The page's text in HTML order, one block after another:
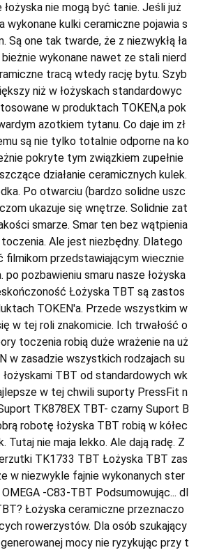
nie mogą być tanie. Jeśli już
wykonane kulki ceramiczne pojawia s
Są one tak twarde, że z niezwykłą ła
wykonane nawet ze stali nierd
tracą wtedy rację bytu. Szyb
niż w łożyskach standardowyc
w produktach TOKEN,a pok
azotkiem tytanu. Co daje im zł
są nie tylko totalnie odporne na ko
pokryte tym związkiem zupełnie
działanie ceramicznych kulek.
Po otwarciu (bardzo solidne uszc
ukazuje się wnętrze. Solidnie zat
smarze. Smar ten bez wątpienia
Ale jest niezbędny. Dlatego
filmikom przedstawiającym wiecznie
po pozbawieniu smaru nasze łożyska
Łożyska TBT są zastos
TOKEN'a. Przede wszystkim w
w tej roli znakomicie. Ich trwałość o
toczenia robią duże wrażenie na uż
w zasadzie wszystkich rodzajach su
TBT od standardowych wk
w tej chwili suporty PressFit n
TK878EX TBT- czarny Suport B
robotę łożyska TBT robią w kółec
Tutaj nie maja lekko. Ale dają radę. Z
TK1733 TBT Łożyska TBT zas
w niezwykle fajnie wykonanych ster
-C83-TBT Podsumowując... dl
Łożyska ceramiczne przeznaczo
rowerzystów. Dla osób szukający
mocy nie ryzykując przy t